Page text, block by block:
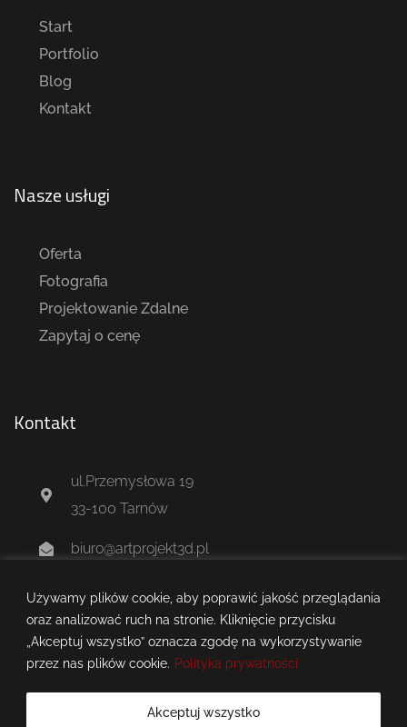
Używamy plików cookie, aby poprawić jakość przeglądania
oraz analizować ruch na stronie. Kliknięcie przycisku
„Akceptuj wszystko” oznacza zgodę na wykorzystywanie
przez nas plików cookie. Polityka prywatności
Akceptuj wszystko
Start
Portfolio
Blog
Kontakt
Nasze usługi
Oferta
Fotografia
Projektowanie Zdalne
Zapytaj o cenę
Kontakt
ul.Przemysłowa 19
33-100 Tarnów
biuro@artprojekt3d.pl
+48 604 244 637